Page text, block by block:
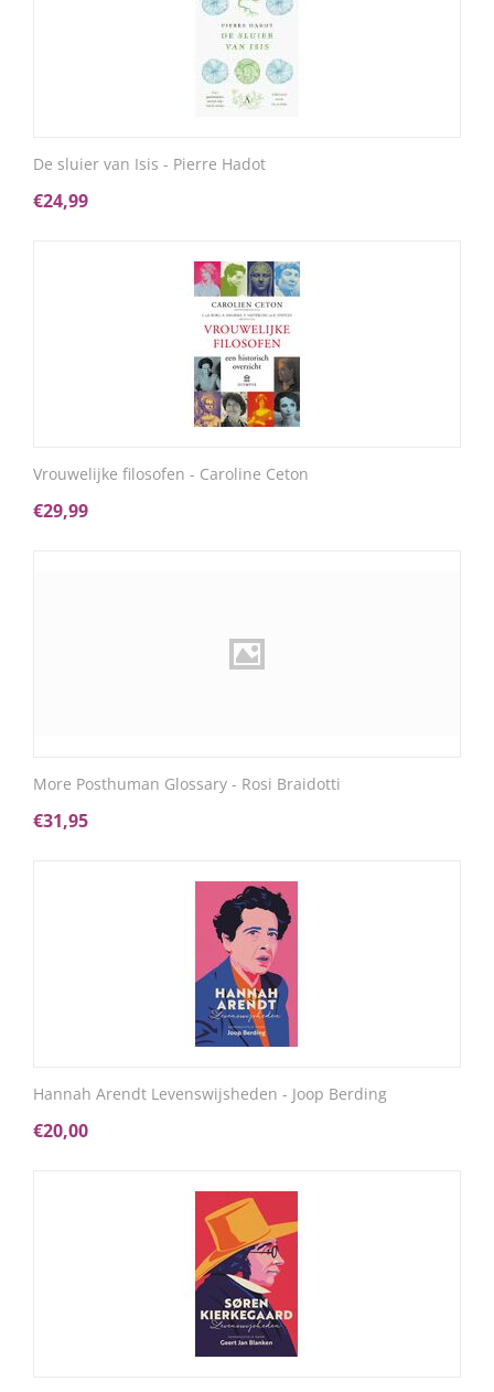
De sluier van Isis - Pierre Hadot
€24,99
Vrouwelijke filosofen - Caroline Ceton
€29,99
More Posthuman Glossary - Rosi Braidotti
€31,95
​Hannah Arendt Levenswijsheden - Joop Berding
€20,00